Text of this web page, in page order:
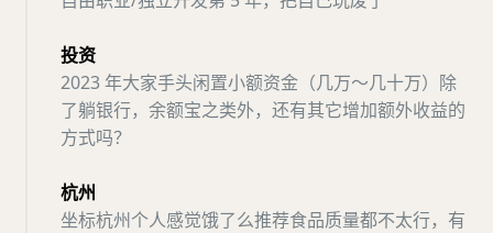
投资
2023 年大家手头闲置小额资金（几万～几十万）除
了躺银行，余额宝之类外，还有其它增加额外收益的
方式吗？
杭州
坐标杭州个人感觉饿了么推荐食品质量都不太行，有